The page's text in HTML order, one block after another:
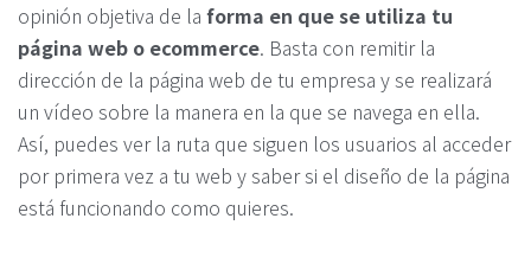
opinión objetiva de la forma en que se utiliza tu
página web o ecommerce. Basta con remitir la
dirección de la página web de tu empresa y se realizará
un vídeo sobre la manera en la que se navega en ella.
Así, puedes ver la ruta que siguen los usuarios al acceder
por primera vez a tu web y saber si el diseño de la página
está funcionando como quieres.